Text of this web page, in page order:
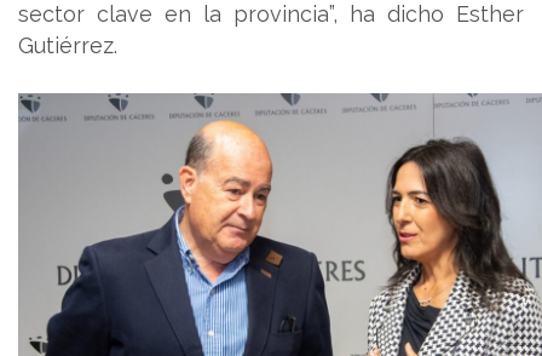
sector clave en la provincia”, ha dicho Esther
Gutiérrez.